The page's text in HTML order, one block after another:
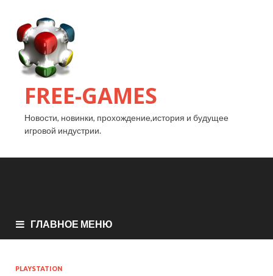
FREE-GAMES
Новости, новинки, прохождение,история и будущее
игровой индустрии.
ГЛАВНОЕ МЕНЮ
PLAYSTATION